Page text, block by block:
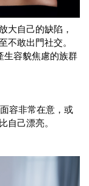
大自己的缺陷，
不敢出門社交。
生容貌焦慮的族群
容非常在意，或
自己漂亮。